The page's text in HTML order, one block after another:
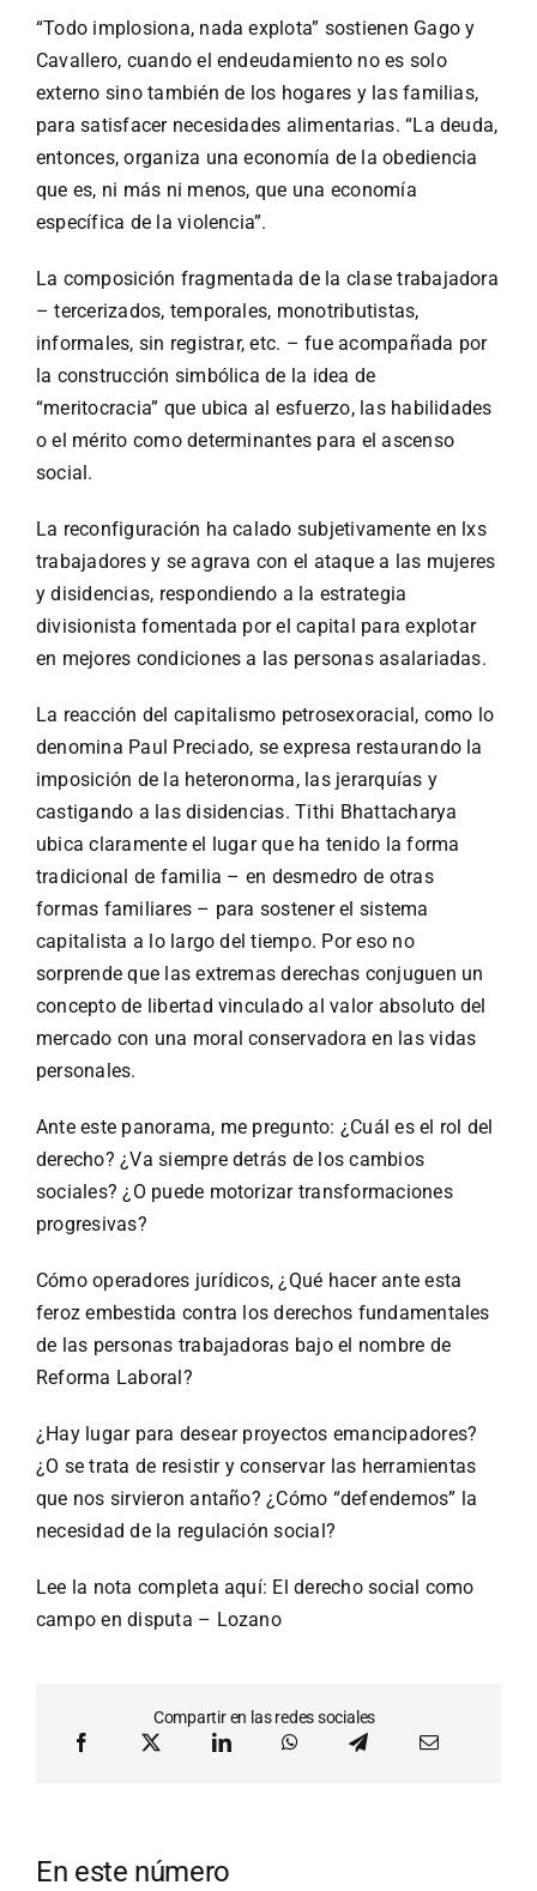
“Todo implosiona, nada explota” sostienen Gago y
Cavallero, cuando el endeudamiento no es solo
externo sino también de los hogares y las familias,
para satisfacer necesidades alimentarias. “La deuda,
entonces, organiza una economía de la obediencia
que es, ni más ni menos, que una economía
específica de la violencia”.
La composición fragmentada de la clase trabajadora
– tercerizados, temporales, monotributistas,
informales, sin registrar, etc. – fue acompañada por
la construcción simbólica de la idea de
“meritocracia” que ubica al esfuerzo, las habilidades
o el mérito como determinantes para el ascenso
social.
La reconfiguración ha calado subjetivamente en lxs
trabajadores y se agrava con el ataque a las mujeres
y disidencias, respondiendo a la estrategia
divisionista fomentada por el capital para explotar
en mejores condiciones a las personas asalariadas.
La reacción del capitalismo petrosexoracial, como lo
denomina Paul Preciado, se expresa restaurando la
imposición de la heteronorma, las jerarquías y
castigando a las disidencias. Tithi Bhattacharya
ubica claramente el lugar que ha tenido la forma
tradicional de familia – en desmedro de otras
formas familiares – para sostener el sistema
capitalista a lo largo del tiempo. Por eso no
sorprende que las extremas derechas conjuguen un
concepto de libertad vinculado al valor absoluto del
mercado con una moral conservadora en las vidas
personales.
Ante este panorama, me pregunto: ¿Cuál es el rol del
derecho? ¿Va siempre detrás de los cambios
sociales? ¿O puede motorizar transformaciones
progresivas?
Cómo operadores jurídicos, ¿Qué hacer ante esta
feroz embestida contra los derechos fundamentales
de las personas trabajadoras bajo el nombre de
Reforma Laboral?
¿Hay lugar para desear proyectos emancipadores?
¿O se trata de resistir y conservar las herramientas
que nos sirvieron antaño? ¿Cómo “defendemos” la
necesidad de la regulación social?
Lee la nota completa aquí: El derecho social como
campo en disputa – Lozano
Compartir en las redes sociales
En este número